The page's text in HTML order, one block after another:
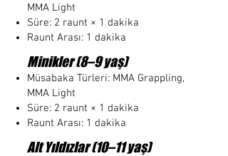
MMA Light
Süre: 2 raunt × 1 dakika
Raunt Arası: 1 dakika
Minikler (8–9 yaş)
Müsabaka Türleri: MMA Grappling,
MMA Light
Süre: 2 raunt × 1 dakika
Raunt Arası: 1 dakika
Alt Yıldızlar (10–11 yaş)